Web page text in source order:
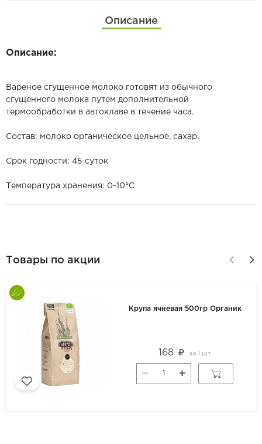
Описание
Описание:
Вареное сгущенное молоко готовят из обычного
сгущенного молока путем дополнительной
термообработки в автоклаве в течение часа.
Состав: молоко органическое цельное, сахар.
Срок годности: 45 суток
Температура хранения: 0-10°С
Товары по акции
Крупа ячневая 500гр Органик
168 за 1 шт